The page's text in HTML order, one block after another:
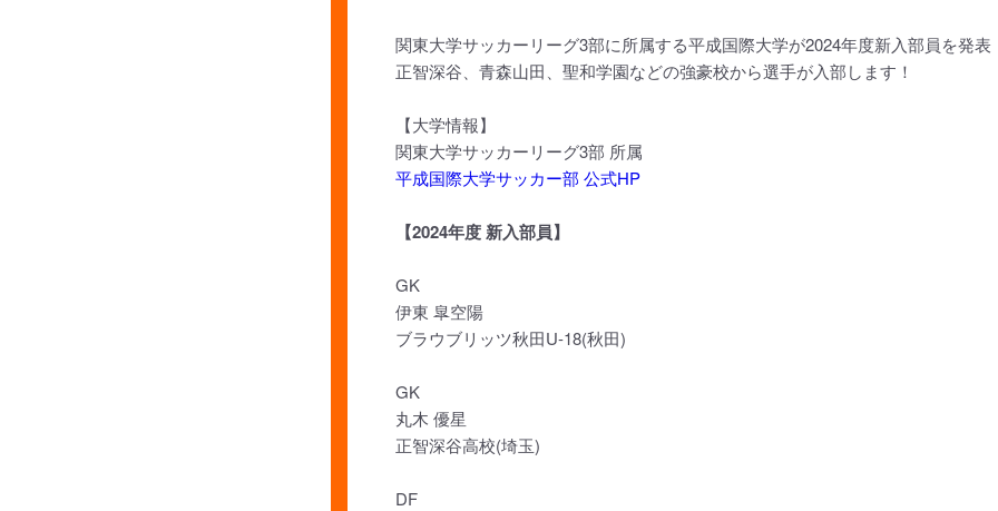
関東大学サッカーリーグ3部に所属する平成国際大学が2024年度新入部員を発表
正智深谷、青森山田、聖和学園などの強豪校から選手が入部します！
【大学情報】
関東大学サッカーリーグ3部 所属
平成国際大学サッカー部 公式HP
【2024年度 新入部員】
GK
伊東 皐空陽
ブラウブリッツ秋田U-18(秋田)
GK
丸木 優星
正智深谷高校(埼玉)
DF